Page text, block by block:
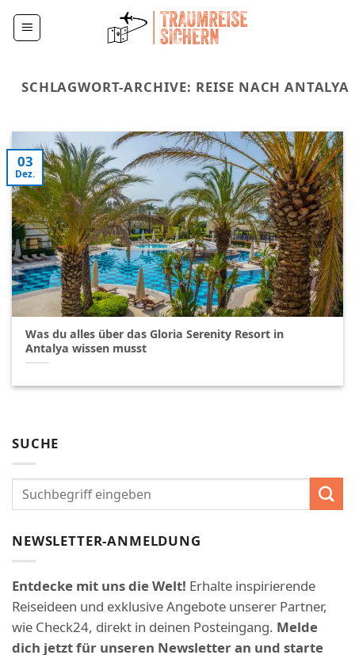
Zum
Inhalt
SCHLAGWORT-ARCHIVE: REISE NACH ANTALYA
Was du alles über das Gloria Serenity Resort in
Antalya wissen musst
03
Dez.
SUCHE
NEWSLETTER-ANMELDUNG
Entdecke mit uns die Welt! Erhalte inspirierende
Reiseideen und exklusive Angebote unserer Partner,
wie Check24, direkt in deinen Posteingang. Melde
dich jetzt für unseren Newsletter an und starte